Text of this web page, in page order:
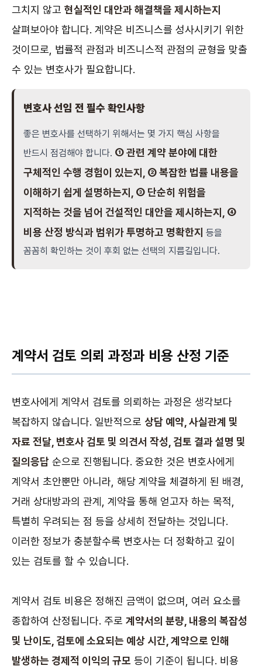
그치지 않고 현실적인 대안과 해결책을 제시하는지
살펴보아야 합니다. 계약은 비즈니스를 성사시키기 위한
것이므로, 법률적 관점과 비즈니스적 관점의 균형을 맞출
수 있는 변호사가 필요합니다.
변호사 선임 전 필수 확인사항
좋은 변호사를 선택하기 위해서는 몇 가지 핵심 사항을
반드시 점검해야 합니다. ① 관련 계약 분야에 대한
구체적인 수행 경험이 있는지, ② 복잡한 법률 내용을
이해하기 쉽게 설명하는지, ③ 단순히 위험을
지적하는 것을 넘어 건설적인 대안을 제시하는지, ④
비용 산정 방식과 범위가 투명하고 명확한지 등을
꼼꼼히 확인하는 것이 후회 없는 선택의 지름길입니다.
계약서 검토 의뢰 과정과 비용 산정 기준
변호사에게 계약서 검토를 의뢰하는 과정은 생각보다
복잡하지 않습니다. 일반적으로 상담 예약, 사실관계 및
자료 전달, 변호사 검토 및 의견서 작성, 검토 결과 설명 및
질의응답 순으로 진행됩니다. 중요한 것은 변호사에게
계약서 초안뿐만 아니라, 해당 계약을 체결하게 된 배경,
거래 상대방과의 관계, 계약을 통해 얻고자 하는 목적,
특별히 우려되는 점 등을 상세히 전달하는 것입니다.
이러한 정보가 충분할수록 변호사는 더 정확하고 깊이
있는 검토를 할 수 있습니다.
계약서 검토 비용은 정해진 금액이 없으며, 여러 요소를
종합하여 산정됩니다. 주로 계약서의 분량, 내용의 복잡성
및 난이도, 검토에 소요되는 예상 시간, 계약으로 인해
발생하는 경제적 이익의 규모 등이 기준이 됩니다. 비용